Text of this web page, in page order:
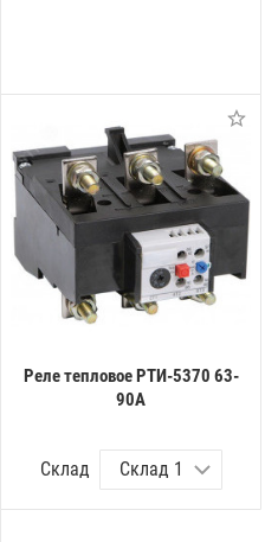
Реле тепловое РТИ-5370 63-
90А
Склад